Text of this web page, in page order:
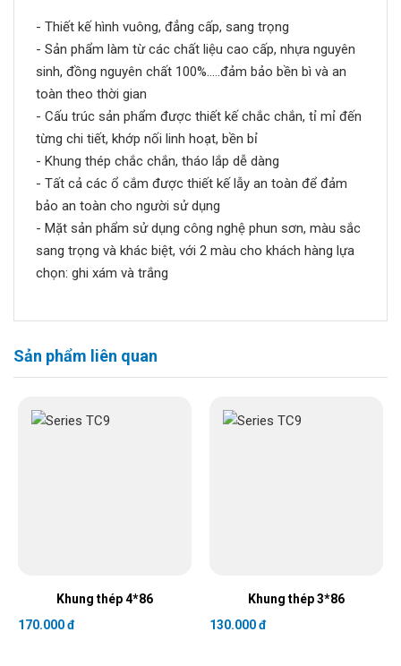
- Thiết kế hình vuông, đẳng cấp, sang trọng
- Sản phẩm làm từ các chất liệu cao cấp, nhựa nguyên
sinh, đồng nguyên chất 100%.....đảm bảo bền bì và an
toàn theo thời gian
- Cấu trúc sản phẩm được thiết kế chắc chắn, tỉ mỉ đến
từng chi tiết, khớp nối linh hoạt, bền bỉ
- Khung thép chắc chắn, tháo lắp dễ dàng
- Tất cả các ổ cắm được thiết kế lẫy an toàn để đảm
bảo an toàn cho người sử dụng
- Mặt sản phẩm sử dụng công nghệ phun sơn, màu sắc
sang trọng và khác biệt, với 2 màu cho khách hàng lựa
chọn: ghi xám và trắng
Sản phẩm liên quan
Khung thép 4*86
170.000 đ
Khung thép 3*86
130.000 đ